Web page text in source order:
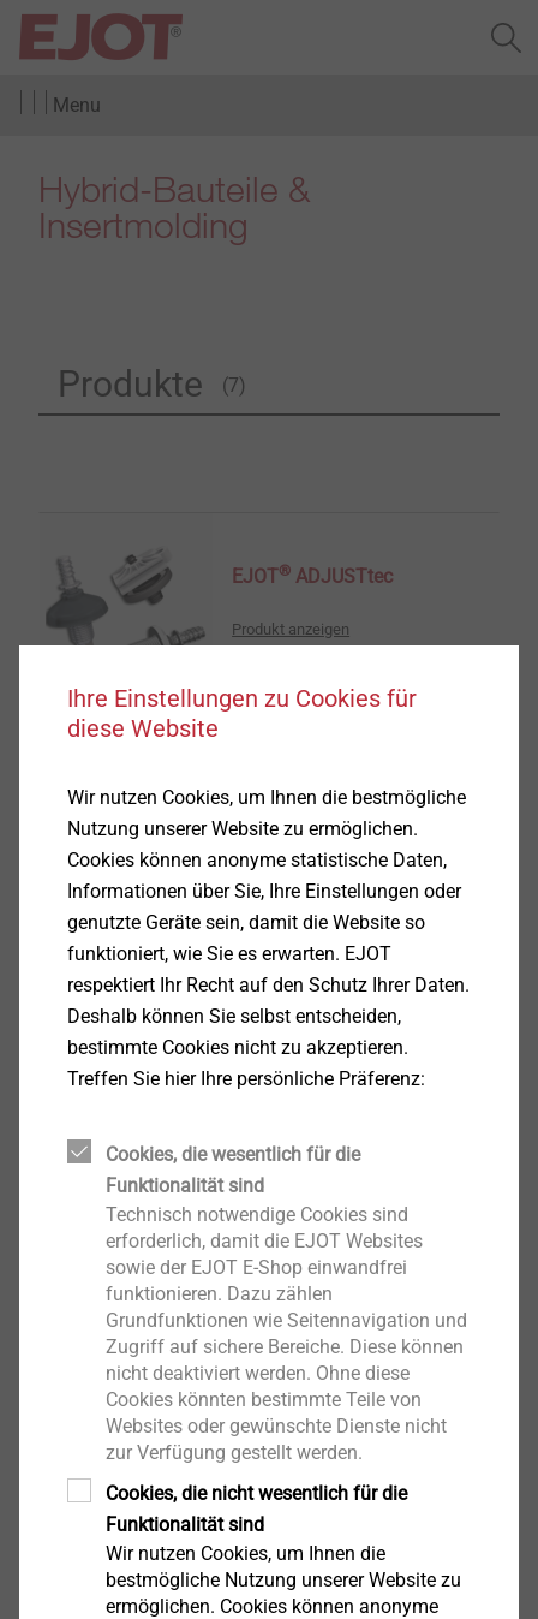
Menu
Hybrid-Bauteile &
Insertmolding
Produkte (7)
EJOT® ADJUSTtec
Produkt anzeigen
EJOT
Modulare
Baugruppen
Produkt anzeigen
TORQtec®
Produkt anzeigen
EJOT Deckel
Produkt anzeigen
Gehäuse
Produkt anzeigen
Ihre Einstellungen zu Cookies für
diese Website
Wir nutzen Cookies, um Ihnen die bestmögliche
Nutzung unserer Website zu ermöglichen.
Cookies können anonyme statistische Daten,
Informationen über Sie, Ihre Einstellungen oder
genutzte Geräte sein, damit die Website so
funktioniert, wie Sie es erwarten. EJOT
respektiert Ihr Recht auf den Schutz Ihrer Daten.
Deshalb können Sie selbst entscheiden,
bestimmte Cookies nicht zu akzeptieren.
Treffen Sie hier Ihre persönliche Präferenz:
Cookies, die wesentlich für die
Funktionalität sind
Technisch notwendige Cookies sind
erforderlich, damit die EJOT Websites
sowie der EJOT E-Shop einwandfrei
funktionieren. Dazu zählen
Grundfunktionen wie Seitennavigation und
Zugriff auf sichere Bereiche. Diese können
nicht deaktiviert werden. Ohne diese
Cookies könnten bestimmte Teile von
Websites oder gewünschte Dienste nicht
zur Verfügung gestellt werden.
Cookies, die nicht wesentlich für die
Funktionalität sind
Wir nutzen Cookies, um Ihnen die
bestmögliche Nutzung unserer Website zu
ermöglichen. Cookies können anonyme